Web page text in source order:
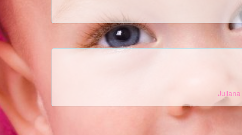
Juliana